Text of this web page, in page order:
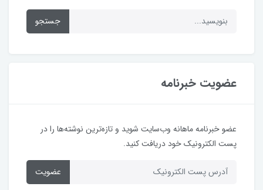
جستجو
عضویت خبرنامه
عضو خبرنامه ماهانه وب‌سایت شوید و تازه‌ترین نوشته‌ها را در
پست الکترونیک خود دریافت کنید.
عضویت